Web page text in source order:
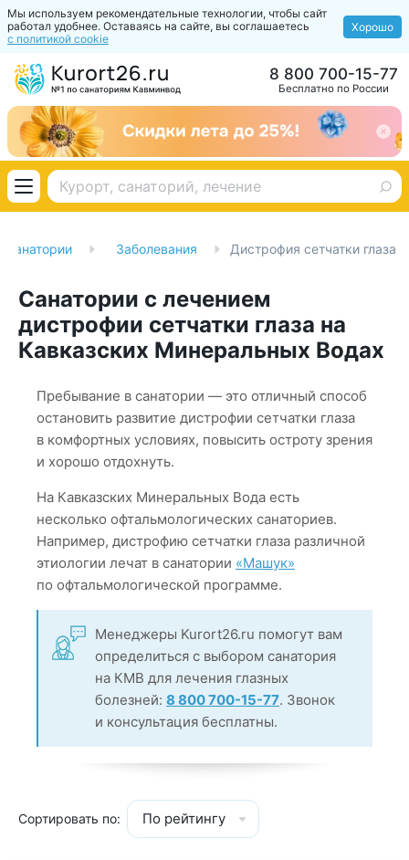
Мы используем рекомендательные технологии, чтобы сайт
работал удобнее. Оставаясь на сайте, вы соглашаетесь
с политикой cookie
Хорошо
Бесплатно по России
8 800 700-15-77
Санатории Заболевания Дистрофия сетчатки глаза
Санатории с лечением
дистрофии сетчатки глаза на
Кавказских Минеральных Водах
Пребывание в санатории — это отличный способ
остановить развитие дистрофии сетчатки глаза
в комфортных условиях, повысить остроту зрения
и хорошо отдохнуть.
На Кавказских Минеральных Вода есть
несколько офтальмологических санаториев.
Например, дистрофию сетчатки глаза различной
этиологии лечат в санатории «Машук»
по офтальмологической программе.
Менеджеры Kurort26.ru помогут вам
определиться с выбором санатория
на КМВ для лечения глазных
болезней: 8 800 700-15-77. Звонок
и консультация бесплатны.
Сортировать по: По рейтингу